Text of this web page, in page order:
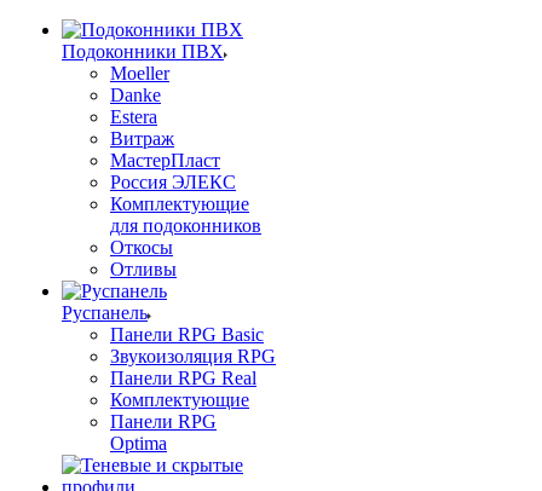
Подоконники ПВХ
Moeller
Danke
Estera
Витраж
МастерПласт
Россия ЭЛЕКС
Комплектующие
для подоконников
Откосы
Отливы
Руспанель
Панели RPG Basic
Звукоизоляция RPG
Панели RPG Real
Комплектующие
Панели RPG
Optima